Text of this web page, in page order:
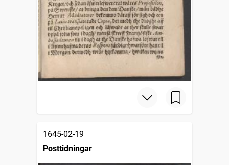
1645-02-19
Posttidningar